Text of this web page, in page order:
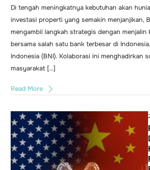
Di tengah meningkatnya kebutuhan akan
investasi properti yang semakin menjanjikan,
mengambil langkah strategis dengan menjalin
bersama salah satu bank terbesar di
Indonesia (BNI). Kolaborasi ini menghadirkan
masyarakat […]
Read More